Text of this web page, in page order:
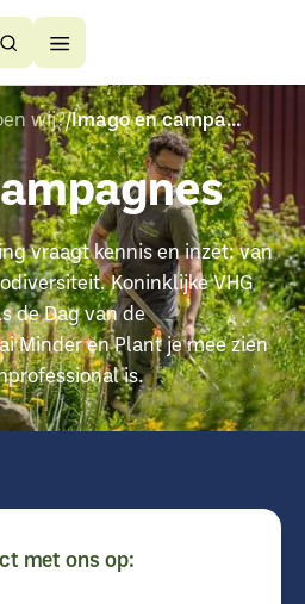
Button
Text
Button
Text
wij? Imago en campagnes
vraagt kennis en inzet: van
Koninklijke VHG
de Dag van de
Minder en Plant je mee zien
is.
met ons op: